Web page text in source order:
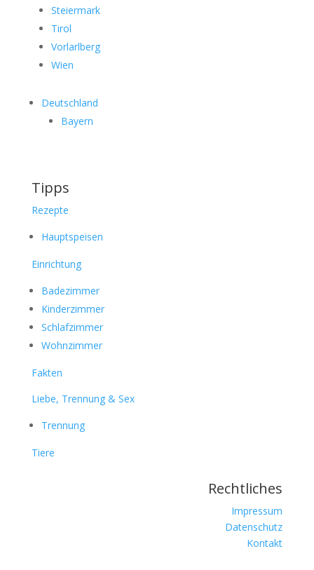
Steiermark
Tirol
Vorlarlberg
Wien
Deutschland
Bayern
Tipps
Rezepte
Hauptspeisen
Einrichtung
Badezimmer
Kinderzimmer
Schlafzimmer
Wohnzimmer
Fakten
Liebe, Trennung & Sex
Trennung
Tiere
Rechtliches
Impressum
Datenschutz
Kontakt